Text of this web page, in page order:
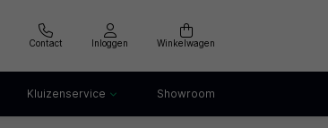
Contact Inloggen Winkelwagen
Kluizenservice Showroom